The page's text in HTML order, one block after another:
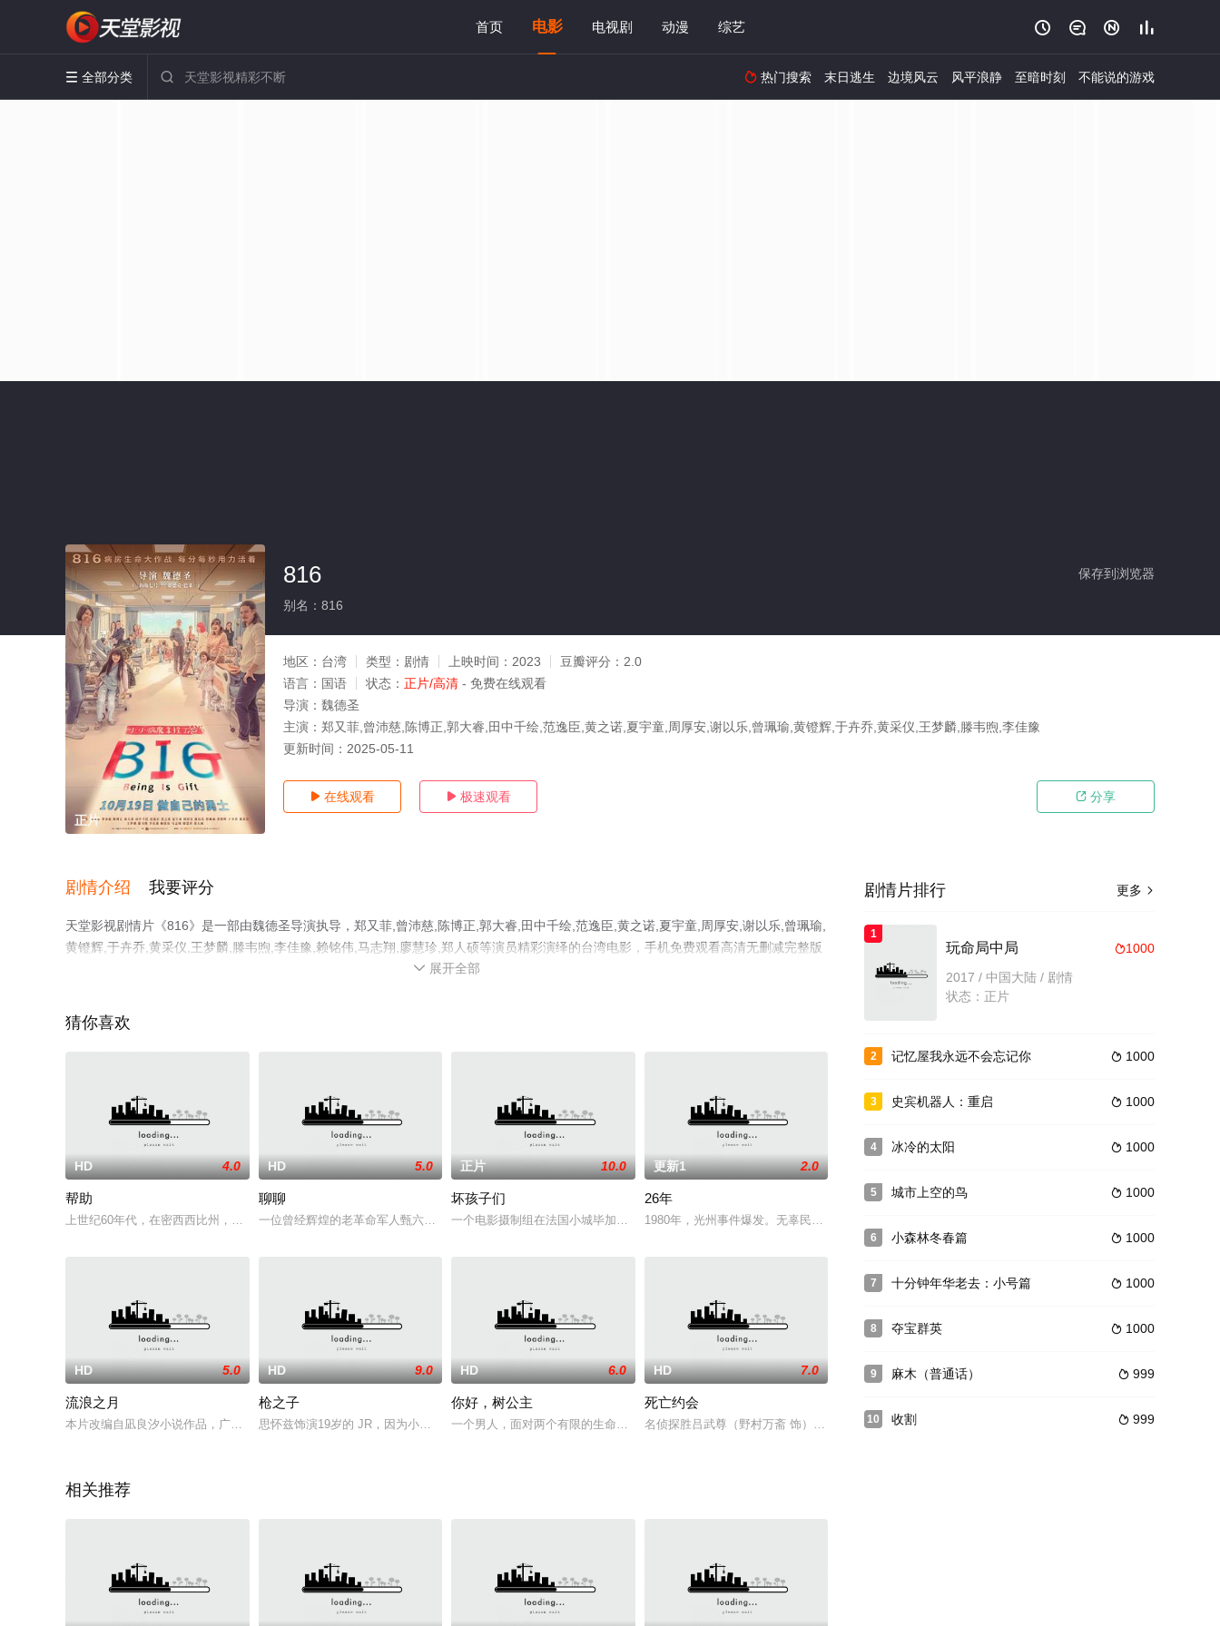
首页 电影 电视剧 动漫 综艺    
 全部分类   热门搜索 末日逃生 边境风云 风平浪静 至暗时刻 不能说的游戏
正片
保存到浏览器
816
别名：816
地区： 台湾 类型： 剧情 上映时间： 2023 豆瓣评分： 2.0
语言： 国语 状态： 正片/高清 - 免费在线观看
导演： 魏德圣
主演： 郑又菲,曾沛慈,陈博正,郭大睿,田中千绘,范逸臣,黄之诺,夏宇童,周厚安,谢以乐,曾珮瑜,黄镫辉,于卉乔,黄采仪,王梦麟,滕韦煦,李佳豫
更新时间： 2025-05-11
 在线观看  极速观看  分享
剧情介绍 我要评分
天堂影视剧情片《816》是一部由魏德圣导演执导，郑又菲,曾沛慈,陈博正,郭大睿,田中千绘,范逸臣,黄之诺,夏宇童,周厚安,谢以乐,曾珮瑜,
黄镫辉,于卉乔,黄采仪,王梦麟,滕韦煦,李佳豫,赖铭伟,马志翔,廖慧珍,郑人硕等演员精彩演绎的台湾电影，手机免费观看高清无删减完整版
电影就上天堂电影网，更多相关信息可移步至豆瓣电影、电视猫或剧情网等平台了解。
 展开全部
猜你喜欢
HD 4.0
帮助
上世纪60年代，在密西西比州，黑佣艾比里恩勤勤恳恳照顾女主人的女儿，后者因
HD 5.0
聊聊
一位曾经辉煌的老革命军人甄六，今天已雄风不再，他性格古怪，独自一人与勤务员
正片 10.0
坏孩子们
一个电影摄制组在法国小城毕加索选了四个“问题青少年”担任主要演员，引发社区
更新1 2.0
26年
1980年，光州事件爆发。无辜民众被当作“赤色分子”遭到军政府屠杀，许多家
HD 5.0
流浪之月
本片改编自凪良汐小说作品，广濑饰演9岁时遭到绑架的被害人家内更纱，横滨流星
HD 9.0
枪之子
思怀兹饰演19岁的 JR，因为小偷小摸而被判六个月徒刑，关进了澳大利亚西部
HD 6.0
你好，树公主
一个男人，面对两个有限的生命，一段美丽的爱情，她让他们的爱情延续，而他却无
HD 7.0
死亡约会
名侦探胜吕武尊（野村万斋 饰）在休假时到访的熊野古道酒店，听到了与当时不相
相关推荐
更多 
剧情片排行
1
1000
玩命局中局
2017 / 中国大陆 / 剧情
状态：正片
2  1000
记忆屋我永远不会忘记你
3  1000
史宾机器人：重启
4  1000
冰冷的太阳
5  1000
城市上空的鸟
6  1000
小森林冬春篇
7  1000
十分钟年华老去：小号篇
8  1000
夺宝群英
9  999
麻木（普通话）
10  999
收割